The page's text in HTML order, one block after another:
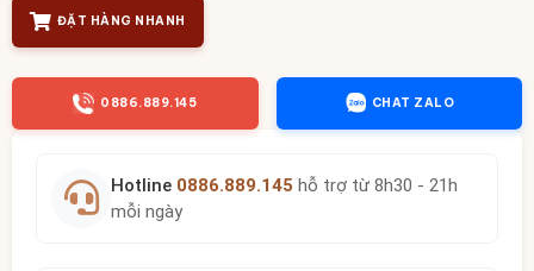
ĐẶT HÀNG NHANH
0886.889.145 CHAT ZALO
Hotline 0886.889.145 hỗ trợ từ 8h30 - 21h
mỗi ngày